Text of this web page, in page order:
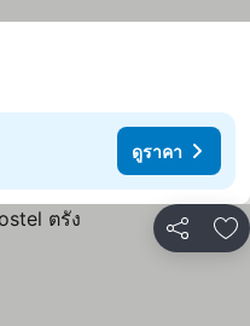
ดูราคา
แชร์ เ